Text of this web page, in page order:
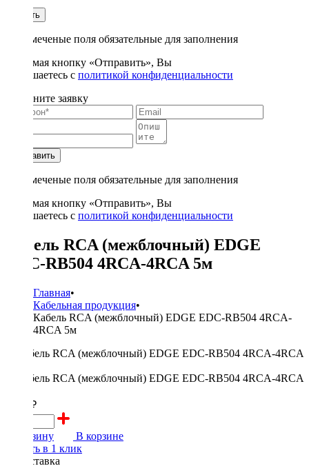
Купить
* - отмеченые поля обязательные для заполнения
Нажимая кнопку «Отправить», Вы
соглашаетесь с политикой конфиденциальности
Заполните заявку
Отправить
* - отмеченые поля обязательные для заполнения
Нажимая кнопку «Отправить», Вы
соглашаетесь с политикой конфиденциальности
Кабель RCA (межблочный) EDGE
EDC-RB504 4RCA-4RCA 5м
Главная•
Кабельная продукция•
Кабель RCA (межблочный) EDGE EDC-RB504 4RCA-
4RCA 5м
1200 ₽
В корзину
В корзине
Купить в 1 клик